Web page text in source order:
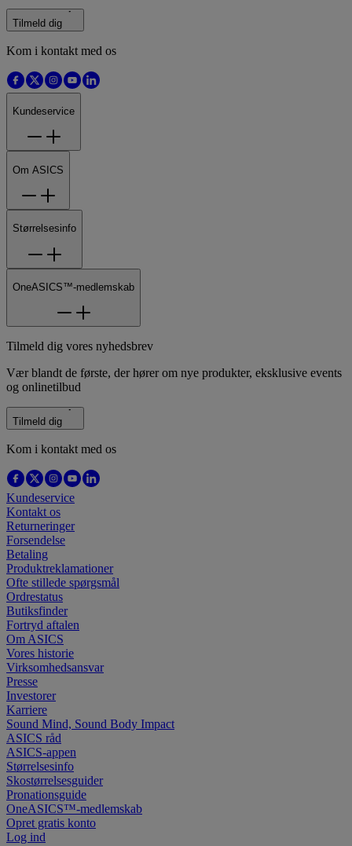
Tilmeld dig
Kom i kontakt med os
Kundeservice
Om ASICS
Størrelsesinfo
OneASICS™-medlemskab
Tilmeld dig vores nyhedsbrev
Vær blandt de første, der hører om nye produkter, eksklusive events
og onlinetilbud
Tilmeld dig
Kom i kontakt med os
Kundeservice
Kontakt os
Returneringer
Forsendelse
Betaling
Produktreklamationer
Ofte stillede spørgsmål
Ordrestatus
Butiksfinder
Fortryd aftalen
Om ASICS
Vores historie
Virksomhedsansvar
Presse
Investorer
Karriere
Sound Mind, Sound Body Impact
ASICS råd
ASICS-appen
Størrelsesinfo
Skostørrelsesguider
Pronationsguide
OneASICS™-medlemskab
Opret gratis konto
Log ind